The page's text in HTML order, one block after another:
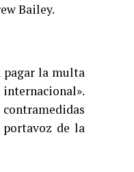
Bailey.
pagar la multa
portavoz de la